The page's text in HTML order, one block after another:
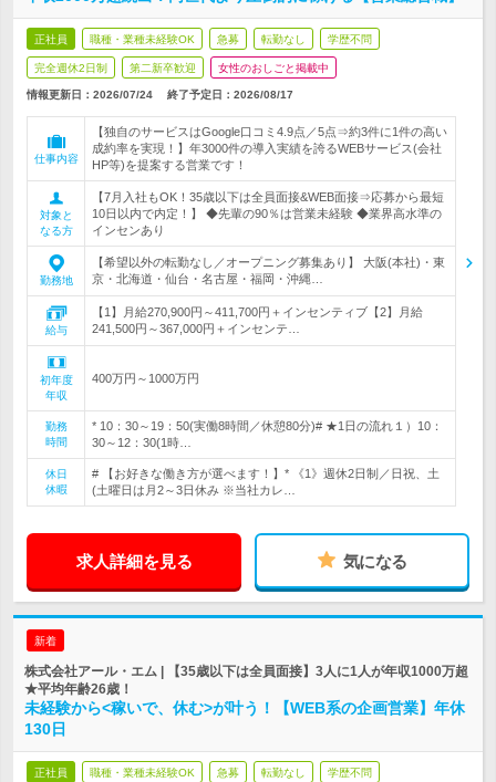
正社員 職種・業種未経験OK 急募 転勤なし 学歴不問
完全週休2日制 第二新卒歓迎 女性のおしごと掲載中
情報更新日：2026/07/24 終了予定日： 2026/08/17
仕事内容
【独自のサービスはGoogle口コミ4.9点／5点⇒約3件に1件の高い
成約率を実現！】年3000件の導入実績を誇るWEBサービス(会社
HP等)を提案する営業です！
対象と
なる方
【7月入社もOK！35歳以下は全員面接&WEB面接⇒応募から最短
10日以内で内定！】 ◆先輩の90％は営業未経験 ◆業界高水準の
インセンあり
勤務地
【希望以外の転勤なし／オープニング募集あり】 大阪(本社)・東
京・北海道・仙台・名古屋・福岡・沖縄…
給与
【1】月給270,900円～411,700円＋インセンティブ【2】月給
241,500円～367,000円＋インセンテ…
初年度
年収
400万円～1000万円
勤務
時間
* 10：30～19：50(実働8時間／休憩80分)# ★1日の流れ１）10：
30～12：30(1時…
休日
休暇
# 【お好きな働き方が選べます！】* 《1》週休2日制／日祝、土
(土曜日は月2～3日休み ※当社カレ…
求人詳細を見る 気になる
新着
株式会社アール・エム | 【35歳以下は全員面接】3人に1人が年収1000万超
★平均年齢26歳！
未経験から<稼いで、休む>が叶う！【WEB系の企画営業】年休
130日
正社員 職種・業種未経験OK 急募 転勤なし 学歴不問